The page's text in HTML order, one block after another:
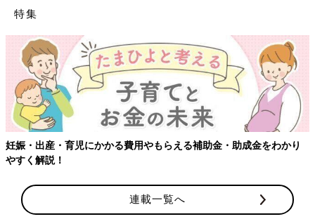
特集
児にかかる費用やもらえる補助金・助成金をわかり
【ワクチン
連載一覧へ